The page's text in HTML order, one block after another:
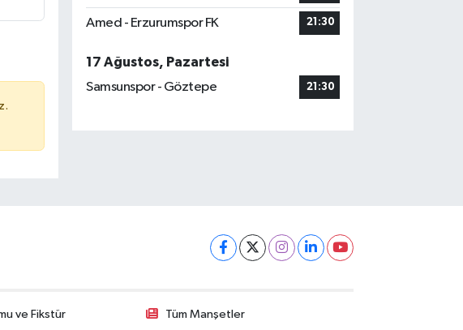
Amed - Erzurumspor FK 21:30
17 Ağustos, Pazartesi
Samsunspor - Göztepe
21:30
ve Fikstür Tüm Manşetler